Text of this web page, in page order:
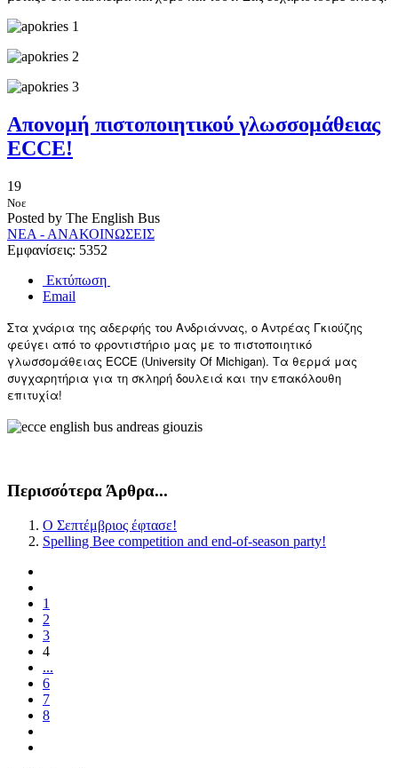
Απονομή πιστοποιητικού γλωσσομάθειας
ECCE!
19
Νοε
Posted by The English Bus
ΝΕΑ - ΑΝΑΚΟΙΝΩΣΕΙΣ
Εμφανίσεις: 5352
Εκτύπωση
Email
Στα χνάρια της αδερφής του Ανδριάννας, ο Αντρέας Γκιούζης
φεύγει από το φροντιστήριο μας με το πιστοποιητικό
γλωσσομάθειας ECCE (University Of Michigan). Τα θερμά μας
συγχαρητήρια για τη σκληρή δουλειά και την επακόλουθη
επιτυχία!
Περισσότερα Άρθρα...
Ο Σεπτέμβριος έφτασε!
Spelling Bee competition and end-of-season party!
1
2
3
4
...
6
7
8